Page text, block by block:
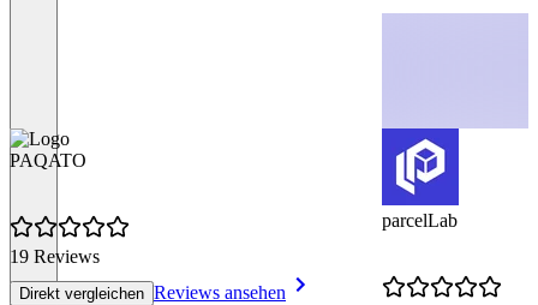
PAQATO
19 Reviews
Direkt vergleichen Reviews ansehen
parcelLab